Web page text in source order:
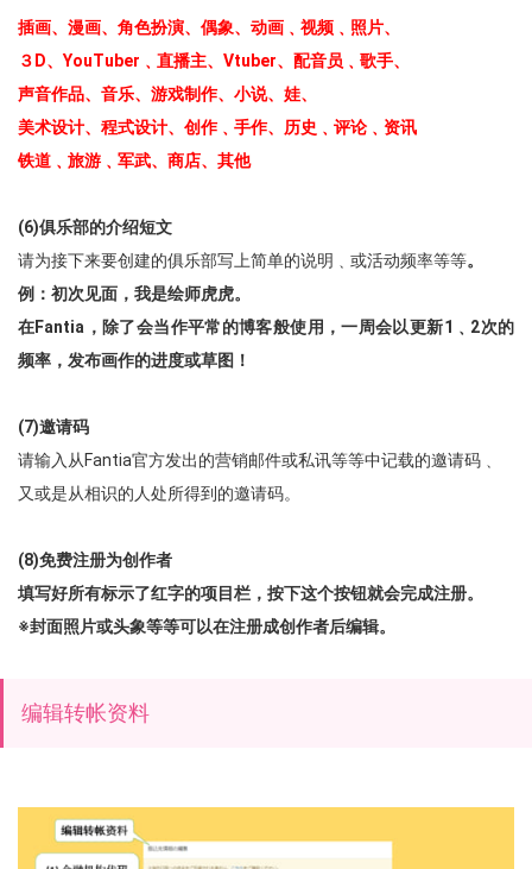
插画、漫画、角色扮演、偶象、动画﹑视频﹑照片、
３D、YouTuber﹑直播主、Vtuber、配音员﹑歌手、
声音作品、音乐、游戏制作、小说、娃、
美术设计、程式设计、创作﹑手作、历史﹑评论﹑资讯
铁道﹑旅游﹑军武、商店、其他
(6)俱乐部的介绍短文
请为接下来要创建的俱乐部写上简单的说明﹑或活动频率等等。
例：初次见面，我是绘师虎虎。
在Fantia，除了会当作平常的博客般使用，一周会以更新1﹑2次的
频率，发布画作的进度或草图！
(7)邀请码
请输入从Fantia官方发出的营销邮件或私讯等等中记载的邀请码﹑
又或是从相识的人处所得到的邀请码。
(8)免费注册为创作者
填写好所有标示了红字的项目栏，按下这个按钮就会完成注册。
※封面照片或头象等等可以在注册成创作者后编辑。
编辑转帐资料